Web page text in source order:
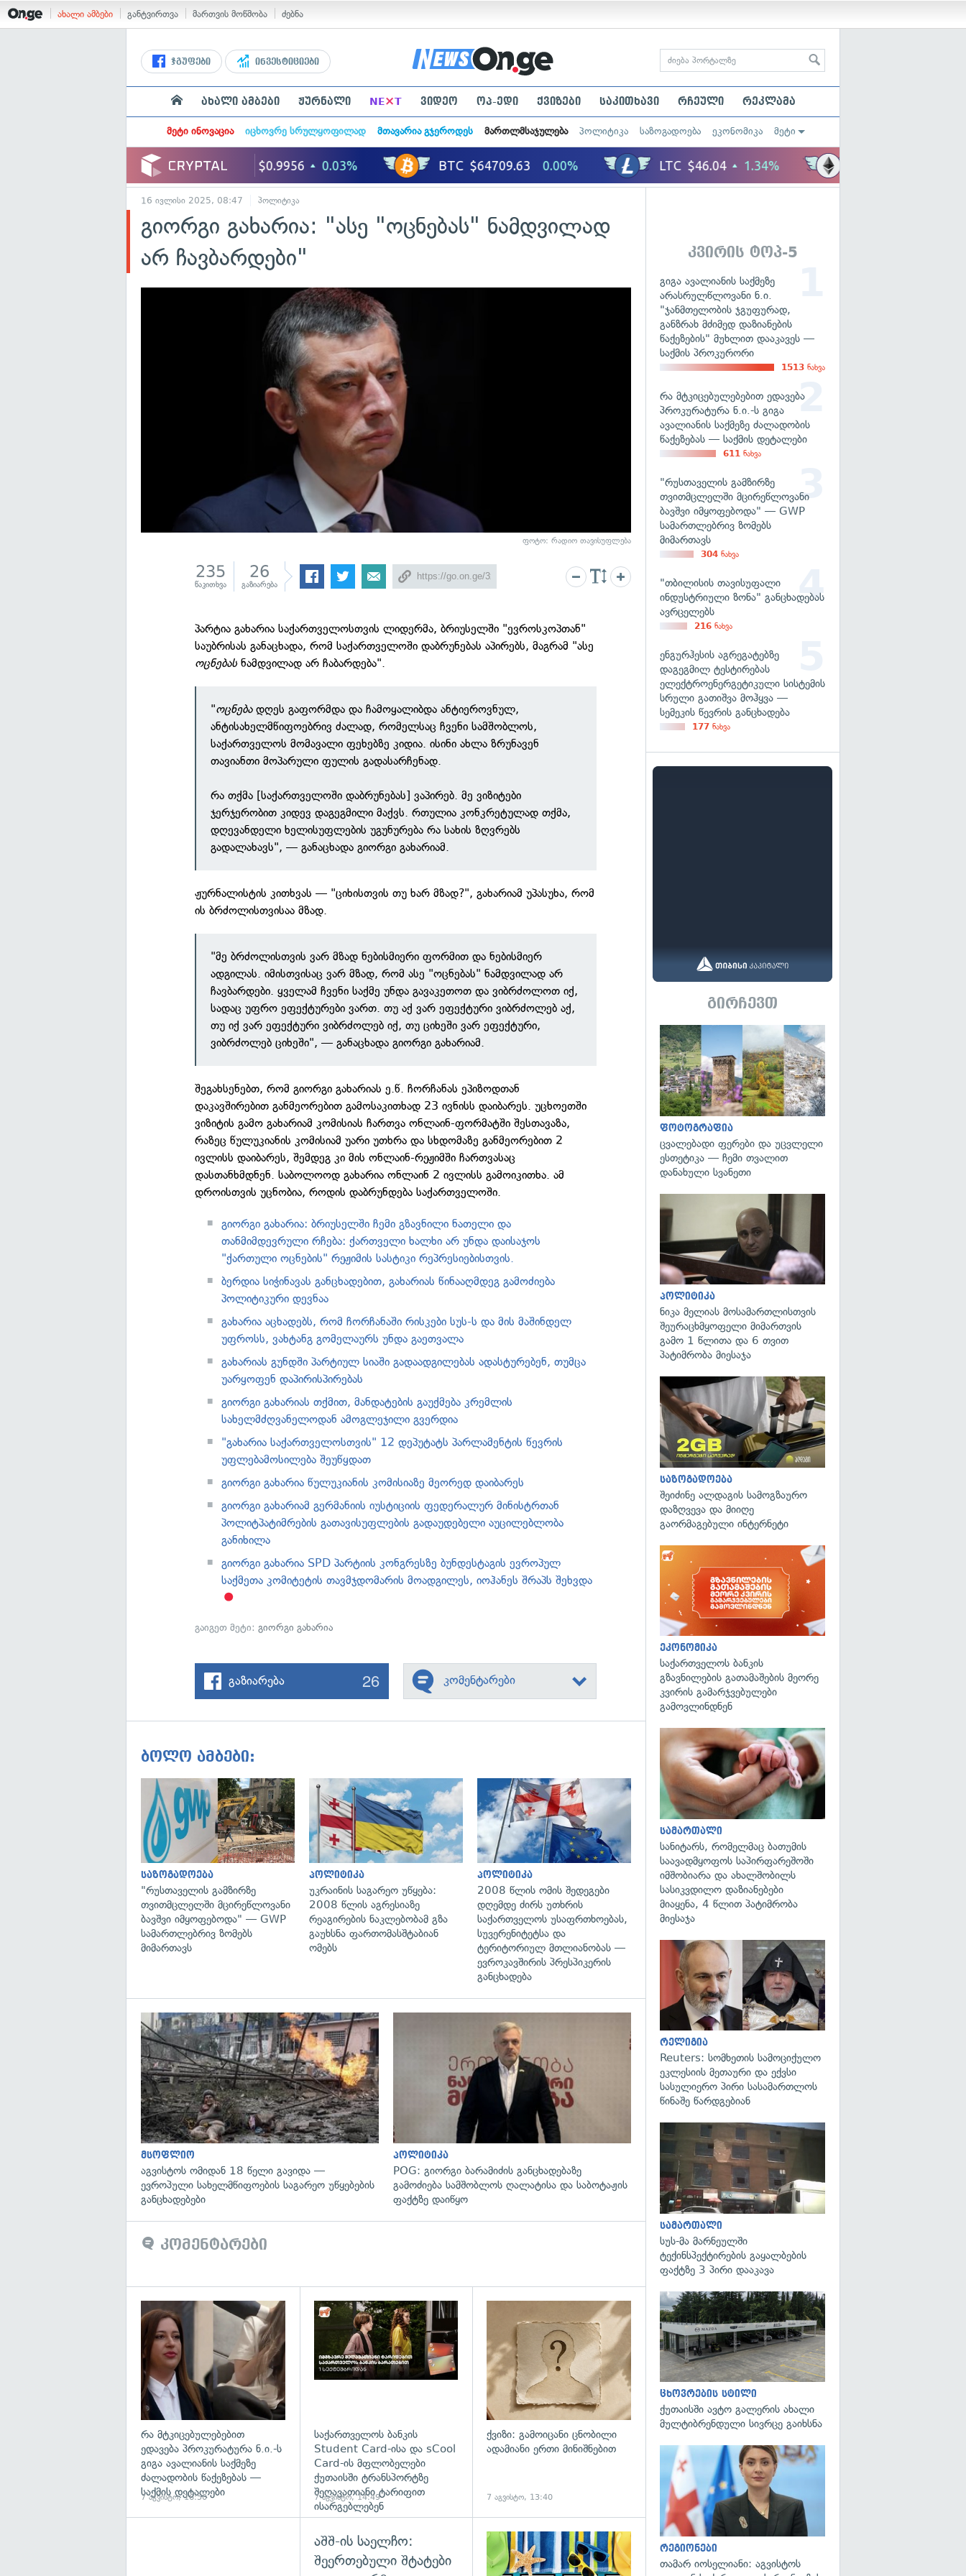
ახალი ამბები განტვირთვა მართვის მოწმობა ძებნა
ჯგუფები ინვესტიციები
ახალი ამბები ჟურნალი NE×T ვიდეო ოპ-ედი ქვიზები საკითხავი რჩეული რეკლამა
მეტი ინოვაცია იცხოვრე სრულყოფილად მთავარია გჯეროდეს მართლმსაჯულება პოლიტიკა საზოგადოება ეკონომიკა მეტი
16 ივლისი 2025, 08:47 პოლიტიკა
გიორგი გახარია: "ასე "ოცნებას" ნამდვილად
არ ჩავბარდები"
ფოტო: რადიო თავისუფლება
235
წაკითხვა
26
გაზიარება
პარტია გახარია საქართველოსთვის ლიდერმა, ბრიუსელში "ევროსკოპთან"
საუბრისას განაცხადა, რომ საქართველოში დაბრუნებას აპირებს, მაგრამ "ასე
ოცნებასნამდვილად არ ჩაბარდება".
"ოცნებადღეს გაფორმდა და ჩამოყალიბდა ანტიეროვნულ,
ანტისახელმწიფოებრივ ძალად, რომელსაც ჩვენი სამშობლოს,
საქართველოს მომავალი ფეხებზე კიდია. ისინი ახლა ზრუნავენ
თავიანთი მოპარული ფულის გადასარჩენად.
რა თქმა [საქართველოში დაბრუნებას] ვაპირებ. მე ვიზიტები
ჯერჯერობით კიდევ დაგეგმილი მაქვს. რთულია კონკრეტულად თქმა,
დღევანდელი ხელისუფლების უგუნურება რა სახის ზღვრებს
გადალახავს", — განაცხადა გიორგი გახარიამ.
ჟურნალისტის კითხვას — "ციხისთვის თუ ხარ მზად?", გახარიამ უპასუხა, რომ
ის ბრძოლისთვისაა მზად.
"მე ბრძოლისთვის ვარ მზად ნებისმიერი ფორმით და ნებისმიერ
ადგილას. იმისთვისაც ვარ მზად, რომ ასე "ოცნებას" ნამდვილად არ
ჩავბარდები. ყველამ ჩვენი საქმე უნდა გავაკეთოთ და ვიბრძოლოთ იქ,
სადაც უფრო ეფექტურები ვართ. თუ აქ ვარ ეფექტური ვიბრძოლებ აქ,
თუ იქ ვარ ეფექტური ვიბრძოლებ იქ, თუ ციხეში ვარ ეფექტური,
ვიბრძოლებ ციხეში", — განაცხადა გიორგი გახარიამ.
შეგახსენებთ, რომ გიორგი გახარიას ე.წ. ჩორჩანას ეპიზოდთან
დაკავშირებით განმეორებით გამოსაკითხად 23 ივნისს დაიბარეს. უცხოეთში
ვიზიტის გამო გახარიამ კომისიას ჩართვა ონლაინ-ფორმატში შესთავაზა,
რაზეც წულუკიანის კომისიამ უარი უთხრა და სხდომაზე განმეორებით 2
ივლისს დაიბარეს, შემდეგ კი მის ონლაინ-რეჟიმში ჩართვასაც
დასთანხმდნენ. საბოლოოდ გახარია ონლაინ 2 ივლისს გამოიკითხა. ამ
დროისთვის უცნობია, როდის დაბრუნდება საქართველოში.
გიორგი გახარია: ბრიუსელში ჩემი გზავნილი ნათელი და
თანმიმდევრული რჩება: ქართველი ხალხი არ უნდა დაისაჯოს
"ქართული ოცნების" რეჟიმის სასტიკი რეპრესიებისთვის.
ბერდია სიჭინავას განცხადებით, გახარიას წინააღმდეგ გამოძიება
პოლიტიკური დევნაა
გახარია აცხადებს, რომ ჩორჩანაში რისკები სუს-ს და მის მაშინდელ
უფროსს, ვახტანგ გომელაურს უნდა გაეთვალა
გახარიას გუნდში პარტიულ სიაში გადაადგილებას ადასტურებენ, თუმცა
უარყოფენ დაპირისპირებას
გიორგი გახარიას თქმით, მანდატების გაუქმება კრემლის
სახელმძღვანელოდან ამოგლეჯილი გვერდია
"გახარია საქართველოსთვის" 12 დეპუტატს პარლამენტის წევრის
უფლებამოსილება შეუწყდათ
გიორგი გახარია წულუკიანის კომისიაზე მეორედ დაიბარეს
გიორგი გახარიამ გერმანიის იუსტიციის ფედერალურ მინისტრთან
პოლიტპატიმრების გათავისუფლების გადაუდებელი აუცილებლობა
განიხილა
გიორგი გახარია SPD პარტიის კონგრესზე ბუნდესტაგის ევროპულ
საქმეთა კომიტეტის თავმჯდომარის მოადგილეს, იოჰანეს შრაპს შეხვდა
გაიგეთ მეტი:გიორგი გახარია
გაზიარება 26 კომენტარები
ბოლო ამბები:
გადახედვა
საზოგადოება
"რუსთაველის გამზირზე
თვითმცლელში მცირეწლოვანი
ბავშვი იმყოფებოდა" — GWP
სამართლებრივ ზომებს
მიმართავს
გადახედვა
პოლიტიკა
უკრაინის საგარეო უწყება:
2008 წლის აგრესიაზე
რეაგირების ნაკლებობამ გზა
გაუხსნა ფართომასშტაბიან
ომებს
გადახედვა
პოლიტიკა
2008 წლის ომის შედეგები
დღემდე ძირს უთხრის
საქართველოს უსაფრთხოებას,
სუვერენიტეტსა და
ტერიტორიულ მთლიანობას —
ევროკავშირის პრესპიკერის
განცხადება
მსოფლიო
აგვისტოს ომიდან 18 წელი გავიდა —
ევროპული სახელმწიფოების საგარეო უწყებების
განცხადებები
გადახედვა
პოლიტიკა
POG: გიორგი ბარამიძის განცხადებაზე
გამოძიება სამშობლოს ღალატისა და საბოტაჟის
ფაქტზე დაიწყო
კომენტარები
გადახედვა
რა მტკიცებულებებით
ედავება პროკურატურა ნ.ი.-ს
გიგა ავალიანის საქმეზე
ძალადობის წაქეზებას —
საქმის დეტალები
7 აგვისტო, 16:50
საქართველოს ბანკის
Student Card-ისა და sCool
Card-ის მფლობელები
ქუთაისში ტრანსპორტზე
შეღავათიანი ტარიფით
ისარგებლებენ
7 აგვისტო, 14:49
ქვიზი: გამოიცანი ცნობილი
ადამიანი ერთი მინიშნებით
7 აგვისტო, 13:40
აშშ-ის საელჩო:
შეერთებული შტატები
გადახედვა
კვირის ტოპ-5
გიგა ავალიანის საქმეზე
არასრულწლოვანი ნ.ი.
"ჯანმთელობის ჯგუფურად,
განზრახ მძიმედ დაზიანების
წაქეზების" მუხლით დააკავეს —
საქმის პროკურორი
1513 ნახვა
რა მტკიცებულებებით ედავება
პროკურატურა ნ.ი.-ს გიგა
ავალიანის საქმეზე ძალადობის
წაქეზებას — საქმის დეტალები
611 ნახვა
"რუსთაველის გამზირზე
თვითმცლელში მცირეწლოვანი
ბავშვი იმყოფებოდა" — GWP
სამართლებრივ ზომებს
მიმართავს
304 ნახვა
"თბილისის თავისუფალი
ინდუსტრიული ზონა" განცხადებას
ავრცელებს
216 ნახვა
ენგურჰესის აგრეგატებზე
დაგეგმილ ტესტირებას
ელექტროენერგეტიკული სისტემის
სრული გათიშვა მოჰყვა —
სემეკის წევრის განცხადება
177 ნახვა
გირჩევთ
ფოტოგრაფია
ცვალებადი ფერები და უცვლელი
ესთეტიკა — ჩემი თვალით
დანახული სვანეთი
პოლიტიკა
ნიკა მელიას მოსამართლისთვის
შეურაცხმყოფელი მიმართვის
გამო 1 წლითა და 6 თვით
პატიმრობა მიესაჯა
საზოგადოება
შეიძინე ალდაგის სამოგზაურო
დაზღვევა და მიიღე
გაორმაგებული ინტერნეტი
ეკონომიკა
საქართველოს ბანკის
გზავნილების გათამაშების მეორე
კვირის გამარჯვებულები
გამოვლინდნენ
სამართალი
სანიტარს, რომელმაც ბათუმის
საავადმყოფოს საპირფარეშოში
იმშობიარა და ახალშობილს
სასიკვდილო დაზიანებები
მიაყენა, 4 წლით პატიმრობა
მიესაჯა
რელიგია
Reuters: სომხეთის სამოციქულო
ეკლესიის მეთაური და ექვსი
სასულიერო პირი სასამართლოს
წინაშე წარდგებიან
სამართალი
სუს-მა მარნეულში
ტექინსპექტირების გაყალბების
ფაქტზე 3 პირი დააკავა
ცხოვრების სტილი
ქუთაისში ავტო გალერის ახალი
მულტიბრენდული სივრცე გაიხსნა
რეგიონები
თამარ იოსელიანი: აგვისტოს